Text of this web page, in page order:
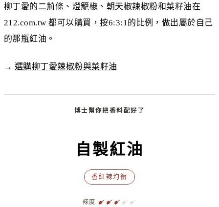
柳丁愛的二荊條、燈籠椒、朝天椒辣椒粉和菜籽油在
212.com.tw 都可以購買，按6:3:1的比例，做出屬於自己
的那瓶紅油。
→ 選購柳丁愛辣椒粉與菜籽油
博士幫你把香料配好了
自製紅油
香紅辣均衡
辣度